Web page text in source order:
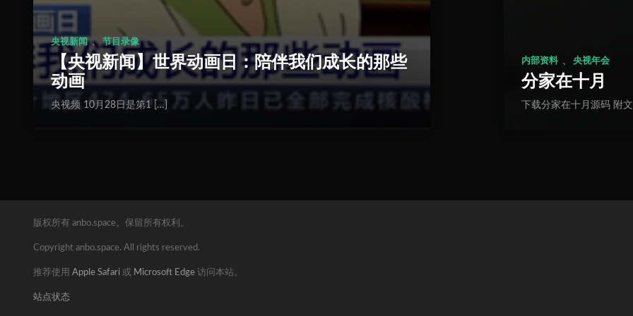
央视新闻 、 节目录像
【央视新闻】世界动画日：陪伴我们成长的那些
动画
央视频 10月28日是第1 […]
内部资料 、央视年会
分家在十月
下载分家在十月源码 附
版权所有 anbo.space。保留所有权利。
Copyright anbo.space. All rights reserved.
推荐使用 Apple Safari 或 Microsoft Edge访问本站。
站点状态